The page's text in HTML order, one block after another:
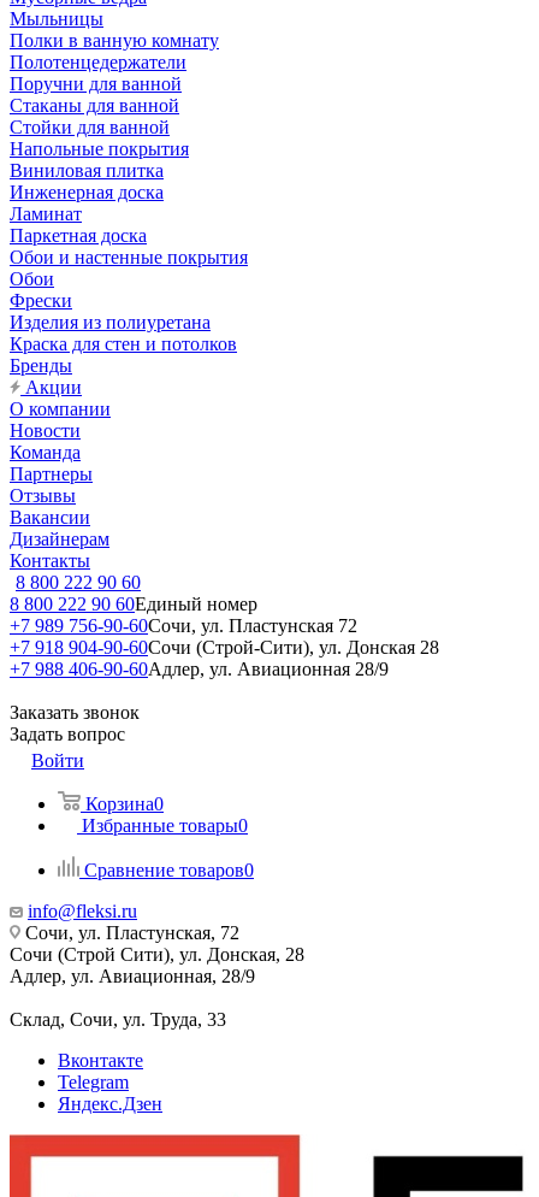
Мыльницы
Полки в ванную комнату
Полотенцедержатели
Поручни для ванной
Стаканы для ванной
Стойки для ванной
Напольные покрытия
Виниловая плитка
Инженерная доска
Ламинат
Паркетная доска
Обои и настенные покрытия
Обои
Фрески
Изделия из полиуретана
Краска для стен и потолков
Бренды
Акции
О компании
Новости
Команда
Партнеры
Отзывы
Вакансии
Дизайнерам
Контакты
8 800 222 90 60
8 800 222 90 60Единый номер
+7 989 756-90-60Сочи, ул. Пластунская 72
+7 918 904-90-60Сочи (Строй-Сити), ул. Донская 28
+7 988 406-90-60Адлер, ул. Авиационная 28/9
Заказать звонок
Задать вопрос
Войти
Корзина0
Избранные товары0
Сравнение товаров0
info@fleksi.ru
Сочи, ул. Пластунская, 72
Сочи (Строй Сити), ул. Донская, 28
Адлер, ул. Авиационная, 28/9
Склад, Сочи, ул. Труда, 33
Вконтакте
Telegram
Яндекс.Дзен